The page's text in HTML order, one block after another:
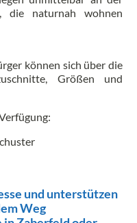
die naturnah wohnen
können sich über die
Größen und
und unterstützen
Weg